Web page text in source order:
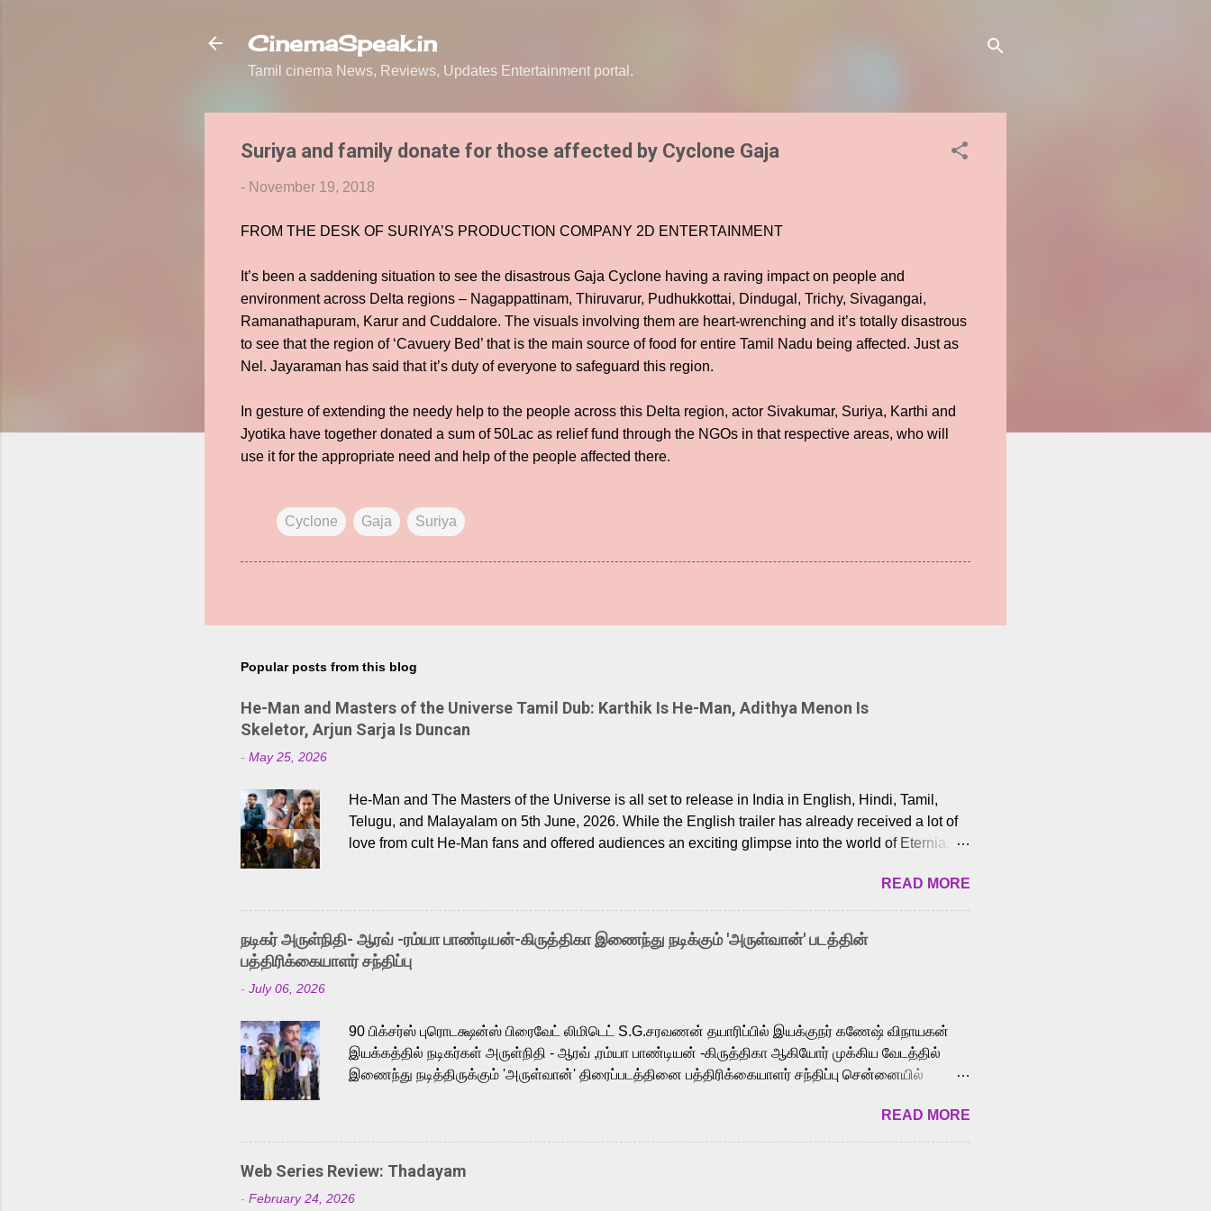
CinemaSpeak.in
Tamil cinema News, Reviews, Updates Entertainment portal.
Suriya and family donate for those affected by Cyclone Gaja
- November 19, 2018
FROM THE DESK OF SURIYA’S PRODUCTION COMPANY 2D ENTERTAINMENT
It’s been a saddening situation to see the disastrous Gaja Cyclone having a raving impact on people and
environment across Delta regions – Nagappattinam, Thiruvarur, Pudhukkottai, Dindugal, Trichy, Sivagangai,
Ramanathapuram, Karur and Cuddalore. The visuals involving them are heart-wrenching and it’s totally disastrous
to see that the region of ‘Cavuery Bed’ that is the main source of food for entire Tamil Nadu being affected. Just as
Nel. Jayaraman has said that it’s duty of everyone to safeguard this region.
In gesture of extending the needy help to the people across this Delta region, actor Sivakumar, Suriya, Karthi and
Jyotika have together donated a sum of 50Lac as relief fund through the NGOs in that respective areas, who will
use it for the appropriate need and help of the people affected there.
Cyclone Gaja Suriya
Popular posts from this blog
He-Man and Masters of the Universe Tamil Dub: Karthik Is He-Man, Adithya Menon Is
Skeletor, Arjun Sarja Is Duncan
- May 25, 2026
He-Man and The Masters of the Universe is all set to release in India in English, Hindi, Tamil,
Telugu, and Malayalam on 5th June, 2026. While the English trailer has already received a lot of
love from cult He-Man fans and offered audiences an exciting glimpse into the world of Eternia,
Adding to the growing buzz is the film’s powerful Tamil voice cast led by celebrated playback
singer Karthik, who lends his voice to the iconic superhero He-Man. Known for memorable songs
like “Behene De” from Raavan, “Oru Maalai” from Ghajini, and “Mun Andhi” from 7 Aum Arivu,
Karthik is loved for his versatile voice and strong command over multiple languages, making him
a strong fit for the legendary character. Adithya Menon, known for portraying memorable
READ MORE
நடிகர் அருள்நிதி- ஆரவ் -ரம்யா பாண்டியன்-கிருத்திகா இணைந்து நடிக்கும் 'அருள்வான்' படத்தின்
பத்திரிக்கையாளர் சந்திப்பு
- July 06, 2026
90 பிக்சர்ஸ் புரொடக்ஷன்ஸ் பிரைவேட் லிமிடெட் S.G.சரவணன் தயாரிப்பில் இயக்குநர் கணேஷ் விநாயகன்
இயக்கத்தில் நடிகர்கள் அருள்நிதி - ஆரவ் ,ரம்யா பாண்டியன் -கிருத்திகா ஆகியோர் முக்கிய வேடத்தில்
இணைந்து நடித்திருக்கும் 'அருள்வான்' திரைப்படத்தினை பத்திரிக்கையாளர் சந்திப்பு சென்னையில்
அருள்நிதி, ஆரவ், காளி வெங்கட், ரம்யா பாண்டியன், வி டி வி கணேஷ் , ஜான் விஜய், பேபி கிருத்திகா,
'பருத்திவீரன்' சரவணன், ஹரிஷ் உத்தமன் உள்ளிட்ட பலர் நடித்திருக்கிறார்கள். எம். சுகுமார் ஒளிப்பதிவு
செய்திருக்கும் இந்த திரைப்படத்திற்கு ஜீ. வி. பிரகாஷ் குமார் இசையமைத்திருக்கிறார். லால்குடி
இளையராஜா கலை இயக்கத்தை கவனிக்க.. லாரன்ஸ் கிஷோர் படத் தொகுப்பு பணிகளை
மேற்கொண்டிருக்கிறார். கல்வியின் அவசியத்தை வலியுறுத்தி தயாராகி இருக்கும் இந்தத் திரைப்படத்தை 90
READ MORE
Web Series Review: Thadayam
- February 24, 2026